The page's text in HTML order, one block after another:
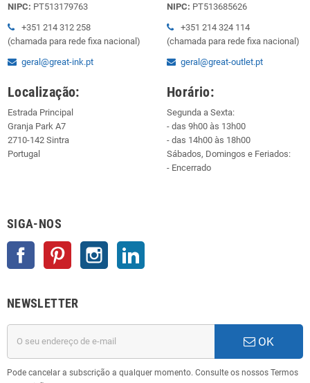
NIPC: PT513179763
+351 214 312 258
(chamada para rede fixa nacional)
geral@great-ink.pt
NIPC: PT513685626
+351 214 324 114
(chamada para rede fixa nacional)
geral@great-outlet.pt
Localização:
Estrada Principal
Granja Park A7
2710-142 Sintra
Portugal
Horário:
Segunda a Sexta:
- das 9h00 às 13h00
- das 14h00 às 18h00
Sábados, Domingos e Feriados:
- Encerrado
SIGA-NOS
Facebook Pinterest Instagram
NEWSLETTER
OK
Pode cancelar a subscrição a qualquer momento. Consulte os nossos Termos